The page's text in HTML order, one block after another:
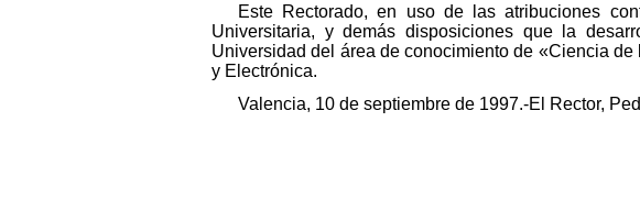
Este Rectorado, en uso de las atribuciones
Universitaria, y demás disposiciones que la
Universidad del área de conocimiento de «Ciencia
y Electrónica.
Valencia, 10 de septiembre de 1997.-El Rector,